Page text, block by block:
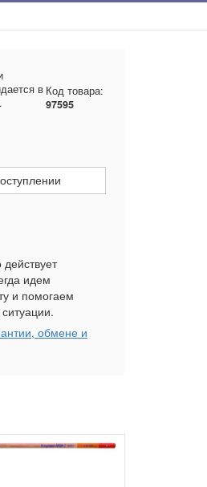
в Код товара:
97595
идем
и помогаем
обмене и